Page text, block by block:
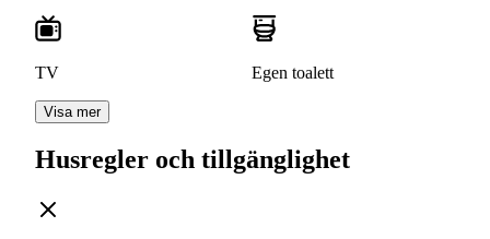
TV Egen toalett
Visa mer
Husregler och tillgänglighet